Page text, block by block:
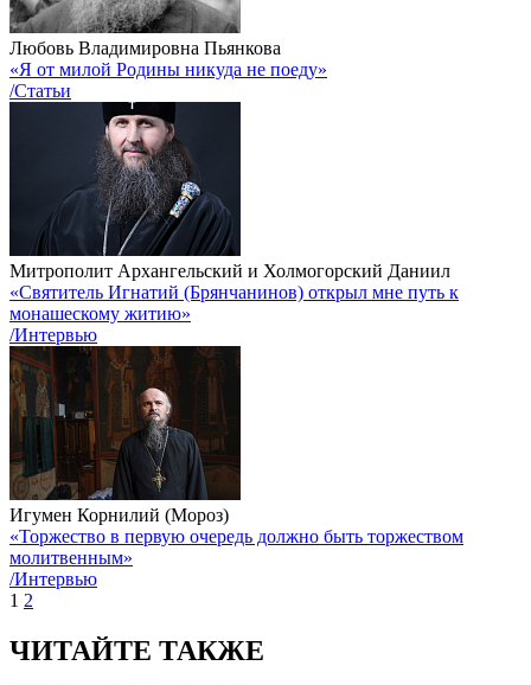
Любовь Владимировна Пьянкова
«Я от милой Родины никуда не поеду»
/Статьи
Митрополит Архангельский и Холмогорский Даниил
«Святитель Игнатий (Брянчанинов) открыл мне путь к
монашескому житию»
/Интервью
Игумен Корнилий (Мороз)
«Торжество в первую очередь должно быть торжеством
молитвенным»
/Интервью
1 2
ЧИТАЙТЕ ТАКЖЕ